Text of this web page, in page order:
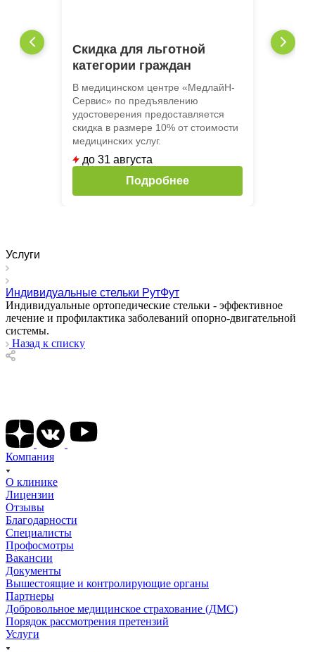
Скидка для льготной
категории граждан
В медицинском центре «МедлайН-
Сервис» по предъявлению
удостоверения предоставляется
скидка в размере 10% от стоимости
медицинских услуг.
до 31 августа
Подробнее
Услуги
Индивидуальные стельки РутФут
Индивидуальные ортопедические стельки - эффективное
лечение и профилактика заболеваний опорно-двигательной
системы.
Назад к списку
Компания
О клинике
Лицензии
Отзывы
Благодарности
Специалисты
Профосмотры
Вакансии
Документы
Вышестоящие и контролирующие органы
Партнеры
Добровольное медицинское страхование (ДМС)
Порядок рассмотрения претензий
Услуги